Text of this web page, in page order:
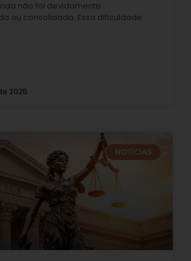
não foi devidamente
ou consolidada. Essa dificuldade
2025
NOTÍCIAS